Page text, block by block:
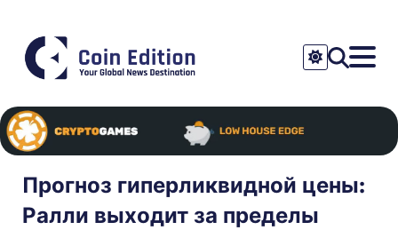
Прогноз гиперликвидной цены:
Ралли выходит за пределы